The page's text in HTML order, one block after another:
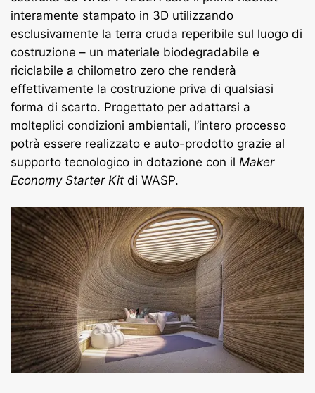
interamente stampato in 3D utilizzando
esclusivamente la terra cruda reperibile sul luogo di
costruzione – un materiale biodegradabile e
riciclabile a chilometro zero che renderà
effettivamente la costruzione priva di qualsiasi
forma di scarto. Progettato per adattarsi a
molteplici condizioni ambientali, l’intero processo
potrà essere realizzato e auto-prodotto grazie al
supporto tecnologico in dotazione con il Maker
Economy Starter Kit di WASP.